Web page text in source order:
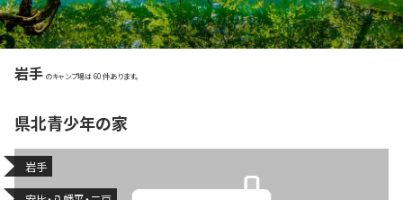
岩手 60
県北青少年の家
岩手